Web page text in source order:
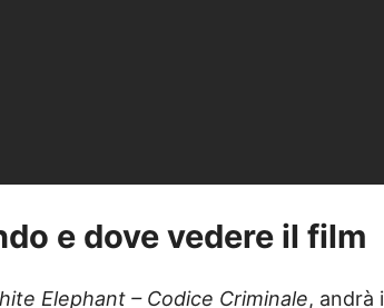
e dove vedere il film
Elephant – Codice Criminale, andrà